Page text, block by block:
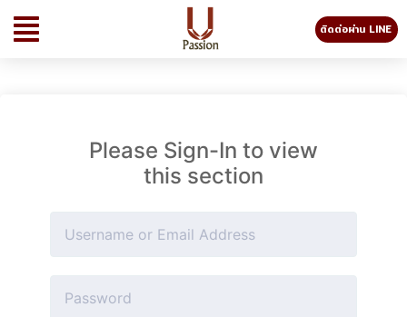
ติดต่อผ่าน LINE
Please Sign-In to view
this section